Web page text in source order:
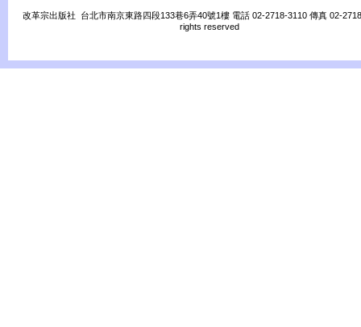
改革宗出版社 台北市南京東路四段133巷6弄40號1樓 電話 02-2718-3110 傳真 02-
rights reserved